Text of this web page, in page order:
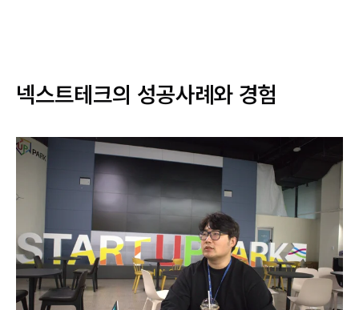
넥스트테크의 성공사례와 경험